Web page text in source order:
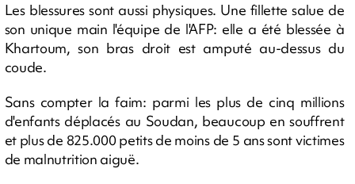
Les blessures sont aussi physiques. Une fillette salue de
son unique main l'équipe de l'AFP: elle a été blessée à
Khartoum, son bras droit est amputé au-dessus du
coude.
Sans compter la faim: parmi les plus de cinq millions
d'enfants déplacés au Soudan, beaucoup en souffrent
et plus de 825.000 petits de moins de 5 ans sont victimes
de malnutrition aiguë.